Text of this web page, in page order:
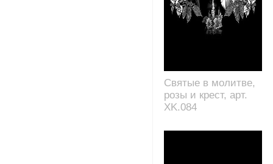
Святые в молитве,
розы и крест, арт.
XK.084